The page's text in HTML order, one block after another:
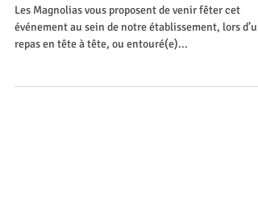
aux Magnolias
Les Magnolias vous proposent de venir fêter cet
repas en tête à tête, ou entouré(e)...